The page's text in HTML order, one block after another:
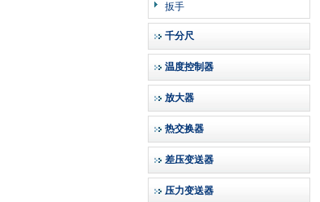
扳手
千分尺
温度控制器
放大器
热交换器
差压变送器
压力变送器